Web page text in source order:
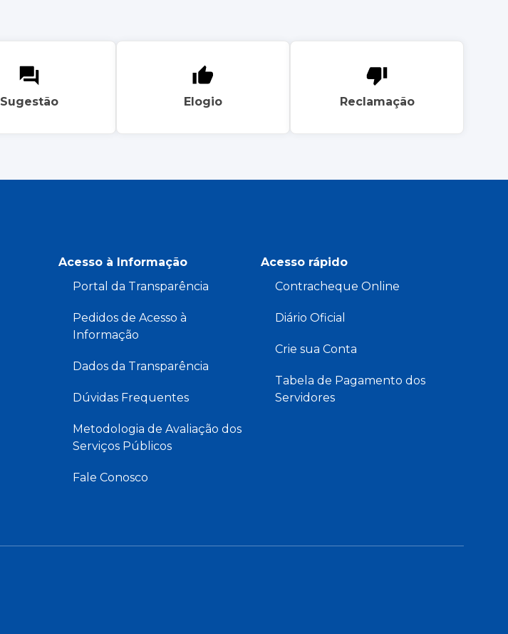
Sugestão Elogio Reclamação
Acesso à Informação
Portal da Transparência
Pedidos de Acesso à
Informação
Dados da Transparência
Dúvidas Frequentes
Metodologia de Avaliação dos
Serviços Públicos
Fale Conosco
Acesso rápido
Contracheque Online
Diário Oficial
Crie sua Conta
Tabela de Pagamento dos
Servidores